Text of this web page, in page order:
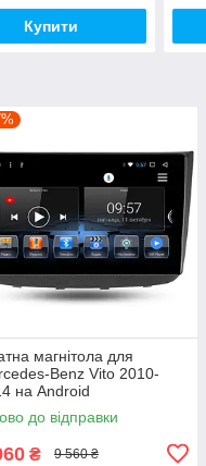
Купити
магнітола для
Benz Vito 2010-
на Android
до відправки
₴ 9 560 ₴